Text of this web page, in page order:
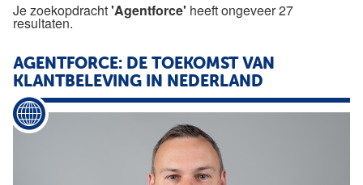
Je zoekopdracht'Agentforce' heeft ongeveer 27
resultaten.
AGENTFORCE: DE TOEKOMST VAN
KLANTBELEVING IN NEDERLAND